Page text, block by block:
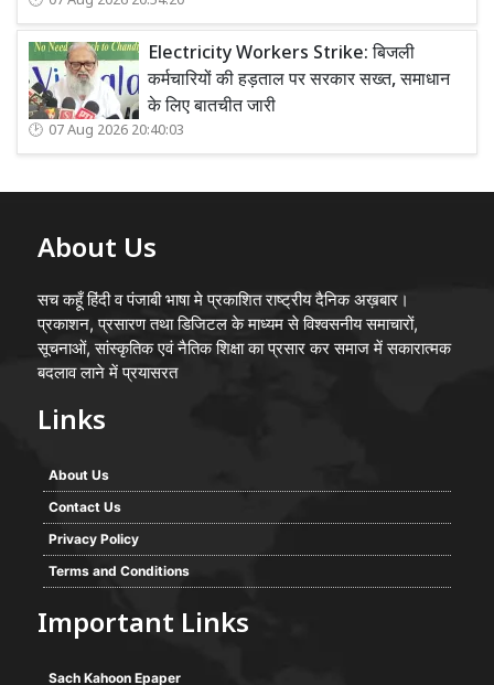
Electricity Workers Strike: बिजली
कर्मचारियों की हड़ताल पर सरकार सख्त, समाधान
के लिए बातचीत जारी
07 Aug 2026 20:40:03
About Us
सच कहूँ हिंदी व पंजाबी भाषा मे प्रकाशित राष्ट्रीय दैनिक अख़बार।
प्रकाशन, प्रसारण तथा डिजिटल के माध्यम से विश्वसनीय समाचारों,
सूचनाओं, सांस्कृतिक एवं नैतिक शिक्षा का प्रसार कर समाज में सकारात्मक
बदलाव लाने में प्रयासरत
Links
About Us
Contact Us
Privacy Policy
Terms and Conditions
Important Links
Sach Kahoon Epaper